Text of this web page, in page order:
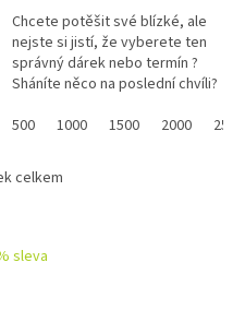
Chcete potěšit své blízké, ale
nejste si jistí, že vyberete ten
správný dárek nebo termín ?
Sháníte něco na poslední chvíli?
online a po...
500 1000 1500 2000 2500
O
á
d
celkem
sleva